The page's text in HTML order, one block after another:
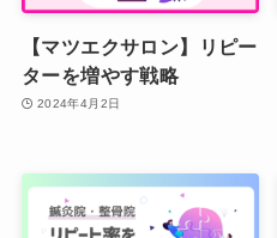
【マツエクサロン】リピー
ターを増やす戦略
2024年4月2日